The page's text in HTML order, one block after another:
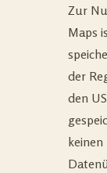
Zur
Maps
der
den
keinen